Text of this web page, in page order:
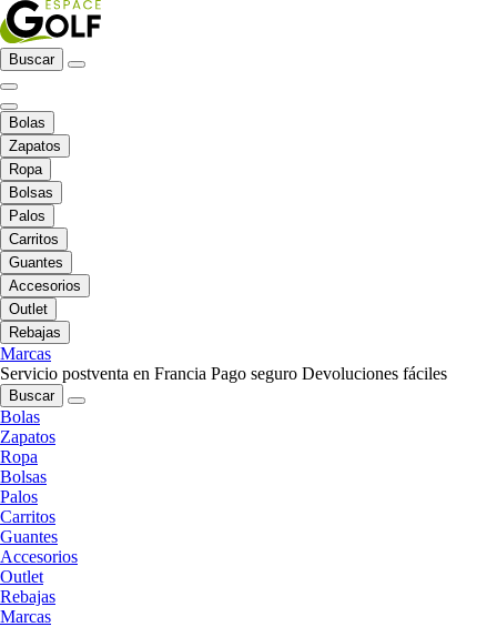
Buscar
Bolas
Zapatos
Ropa
Bolsas
Palos
Carritos
Guantes
Accesorios
Outlet
Rebajas
Marcas
Servicio postventa en Francia Pago seguro Devoluciones fáciles
Buscar
Bolas
Zapatos
Ropa
Bolsas
Palos
Carritos
Guantes
Accesorios
Outlet
Rebajas
Marcas